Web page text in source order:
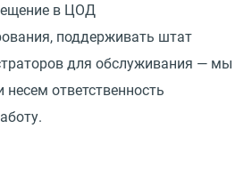
в ЦОД
поддерживать штат
для обслуживания — мы
несем ответственность